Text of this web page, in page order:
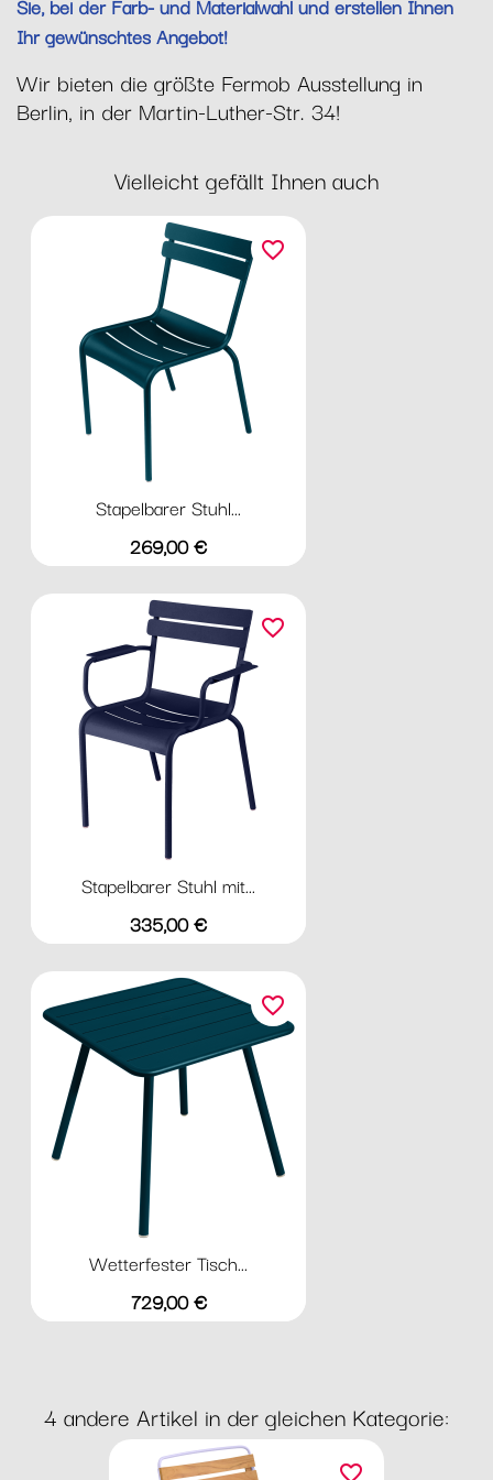
Ihr gewünschtes Angebot!
Wir bieten die größte Fermob Ausstellung in
Berlin, in der Martin-Luther-Str. 34!
Vielleicht gefällt Ihnen auch
Stapelbarer Stuhl...
Preis
269,00 €
favorite_border
Stapelbarer Stuhl mit...
Preis
335,00 €
favorite_border
Wetterfester Tisch...
Preis
729,00 €
favorite_border
4 andere Artikel in der gleichen Kategorie:
favorite_border